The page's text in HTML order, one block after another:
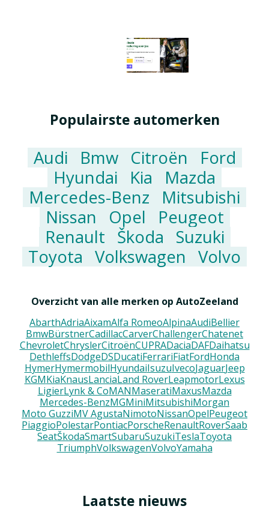
Populairste automerken
Audi Bmw Citroën
Ford
Hyundai
Kia
Mazda
Mercedes-Benz
Mitsubishi
Nissan
Opel
Peugeot
Renault Škoda
Suzuki
Toyota Volkswagen Volvo
Overzicht van alle merken op AutoZeeland
AbarthAdriaAixamAlfa RomeoAlpinaAudiBellier
BmwBürstnerCadillacCarverChallengerChatenet
ChevroletChryslerCitroënCUPRADaciaDAFDaihatsu
DethleffsDodgeDSDucatiFerrariFiatFordHonda
HymerHymermobilHyundaiIsuzuIvecoJaguarJeep
KGMKiaKnausLanciaLand RoverLeapmotorLexus
LigierLynk & CoMANMaseratiMaxusMazda
Mercedes-BenzMGMiniMitsubishiMorgan
Moto GuzziMV AgustaNimotoNissanOpelPeugeot
PiaggioPolestarPontiacPorscheRenaultRoverSaab
SeatŠkodaSmartSubaruSuzukiTeslaToyota
TriumphVolkswagenVolvoYamaha
Laatste nieuws